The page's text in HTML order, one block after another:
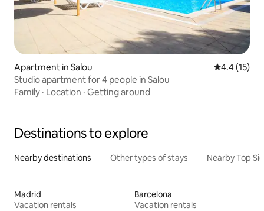
Apartment in Salou 4.4 out of 5
4.4 (15)
Studio apartment for 4 people in Salou
Family · Location · Getting around
Destinations to explore
Nearby destinations Other types of stays Nearby Top
Madrid
Vacation rentals
Barcelona
Vacation rentals